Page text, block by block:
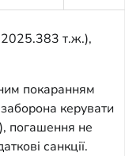
т.ж.),
покаранням
керувати
погашення не
санкції.